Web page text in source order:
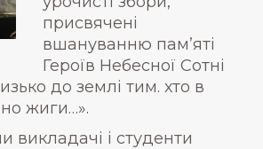
присвячені
вшануванню пам’яті
Героїв Небесної Сотні
до землі тим. хто в
жиги…».
викладачі і студенти